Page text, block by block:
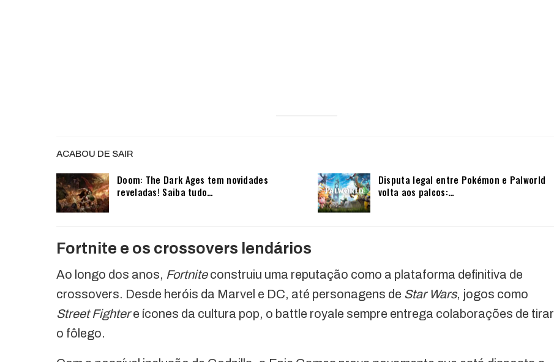
ACABOU DE SAIR
Doom: The Dark Ages tem novidades
reveladas! Saiba tudo…
Disputa legal entre Pokémon e Palworld
volta aos palcos:…
Fortnite e os crossovers lendários
Ao longo dos anos, Fortniteconstruiu uma reputação como a plataforma definitiva de
crossovers. Desde heróis da Marvel e DC, até personagens de Star Wars, jogos como
Street Fightere ícones da cultura pop, o battle royale sempre entrega colaborações de tirar
o fôlego.